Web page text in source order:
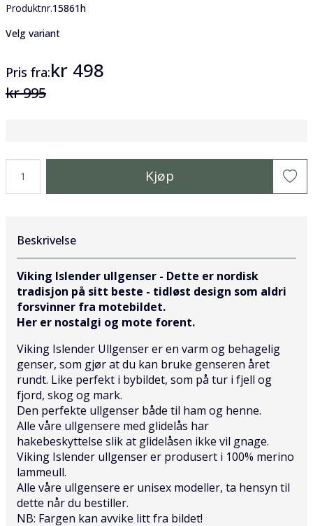
Produktnr.15861h
Velg variant
Pris fra kr 498
kr 995
Kjøp
Beskrivelse
Viking Islender ullgenser - Dette er nordisk
tradisjon på sitt beste - tidløst design som aldri
forsvinner fra motebildet.
Her er nostalgi og mote forent.
Viking Islender Ullgenser er en varm og behagelig
genser, som gjør at du kan bruke genseren året
rundt. Like perfekt i bybildet, som på tur i fjell og
fjord, skog og mark.
Den perfekte ullgenser både til ham og henne.
Alle våre ullgensere med glidelås har
hakebeskyttelse slik at glidelåsen ikke vil gnage.
Viking Islender ullgenser er produsert i 100% merino
lammeull.
Alle våre ullgensere er unisex modeller, ta hensyn til
dette når du bestiller.
NB: Fargen kan avvike litt fra bildet!